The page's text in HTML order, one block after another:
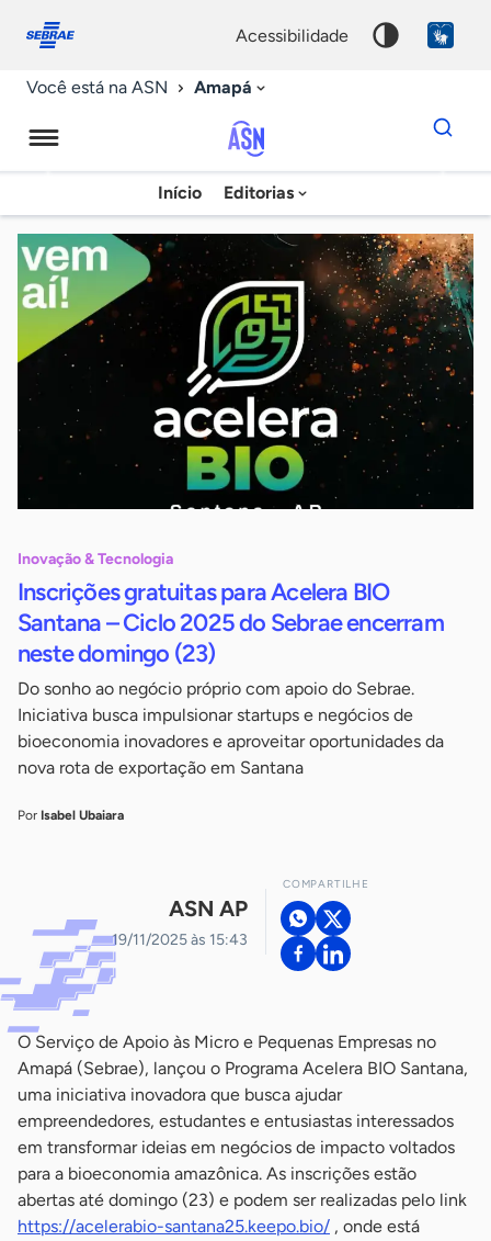
conosco
acessibilidade
Você está na ASN Amapá
Agência
Sebrae
de
Notícias
Início Editorias
Dados
para
chave
Inovação & Tecnologia
Inscrições gratuitas para Acelera BIO
Santana – Ciclo 2025 do Sebrae encerram
neste domingo (23)
Do sonho ao negócio próprio com apoio do Sebrae.
Iniciativa busca impulsionar startups e negócios de
bioeconomia inovadores e aproveitar oportunidades da
nova rota de exportação em Santana
Por Isabel Ubaiara
ASN AP
19/11/2025 às 15:43
COMPARTILHE
O Serviço de Apoio às Micro e Pequenas Empresas no
Amapá (Sebrae), lançou o Programa Acelera BIO Santana,
uma iniciativa inovadora que busca ajudar
empreendedores, estudantes e entusiastas interessados
em transformar ideias em negócios de impacto voltados
para a bioeconomia amazônica. As inscrições estão
abertas até domingo (23) e podem ser realizadas pelo link
https://acelerabio-santana25.keepo.bio/ , onde está